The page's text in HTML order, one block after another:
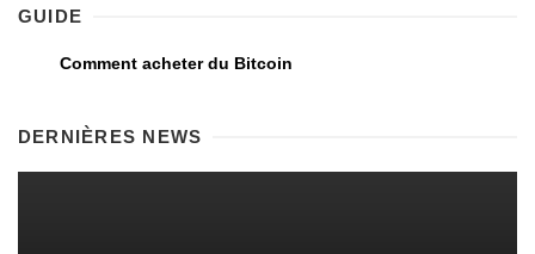
GUIDE
Comment acheter du Bitcoin
DERNIÈRES NEWS